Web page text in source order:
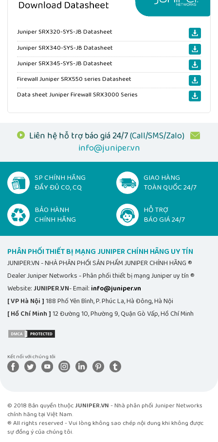
Juniper SRX320-SYS-JB Datasheet
Juniper SRX340-SYS-JB Datasheet
Juniper SRX345-SYS-JB Datasheet
Firewall Juniper SRX550 series Datasheet
Data sheet Juniper Firewall SRX3000 Series
Liên hệ hỗ trợ báo giá 24/7(Call/SMS/Zalo)
info@juniper.vn
SP CHÍNH HÃNG
ĐẦY ĐỦ CO, CQ
GIAO HÀNG
TOÀN QUỐC 24/7
BẢO HÀNH
CHÍNH HÃNG
HỖ TRỢ
BÁO GIÁ 24/7
PHÂN PHỐI THIẾT BỊ MẠNG JUNIPER CHÍNH HÃNG UY TÍN
JUNIPER.VN - NHÀ PHÂN PHỐI SẢN PHẨM JUNIPER CHÍNH HÃNG ®
Dealer Juniper Networks - Phân phối thiết bị mạng Juniper uy tín ®
Website:JUNIPER.VN- Email: info@juniper.vn
[ VP Hà Nội ]188 Phố Yên Bình, P. Phúc La, Hà Đông, Hà Nội
[ Hồ Chí Minh ]12 Đường 10, Phường 9, Quận Gò Vấp, Hồ Chí Minh
Kết nối với chúng tôi
© 2018 Bản quyền thuộcJUNIPER.VN- Nhà phân phối Juniper Networks
chính hãng tại Việt Nam.
® All rights reserved - Vui lòng không sao chép nội dung khi không được
sự đồng ý của chúng tôi.